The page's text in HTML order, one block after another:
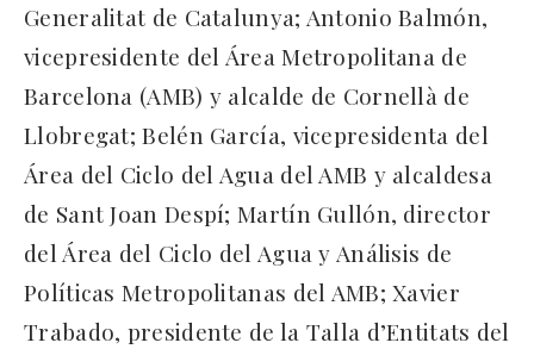
Generalitat de Catalunya; Antonio Balmón,
vicepresidente del Área Metropolitana de
Barcelona (AMB) y alcalde de Cornellà de
Llobregat; Belén García, vicepresidenta del
Área del Ciclo del Agua del AMB y alcaldesa
de Sant Joan Despí; Martín Gullón, director
del Área del Ciclo del Agua y Análisis de
Políticas Metropolitanas del AMB; Xavier
Trabado, presidente de la Talla d’Entitats del